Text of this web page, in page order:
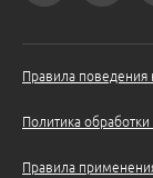
Правила поведения
Политика
Правила